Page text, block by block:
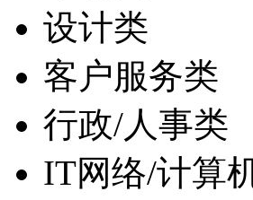
设计类
客户服务类
行政/人事类
IT网络/计算